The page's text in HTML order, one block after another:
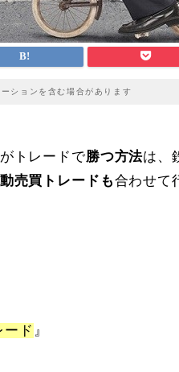
ションを含む場合があります
がトレードで勝つ方法は、
売買トレードも合わせて
ード 』